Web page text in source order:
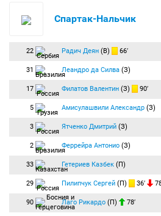
Спартак-Нальчик
22 Радич Деян (В) 66′
31 Леандро да Силва (З)
17 Филатов Валентин (З) 90′
5 Амисулашвили Александр (З)
3 Ятченко Дмитрий (З)
2 Феррейра Антонио (З)
33 Гетериев Казбек (П)
29 Пилипчук Сергей (П) 36′
90 Лаго Рикардо (П) 78′